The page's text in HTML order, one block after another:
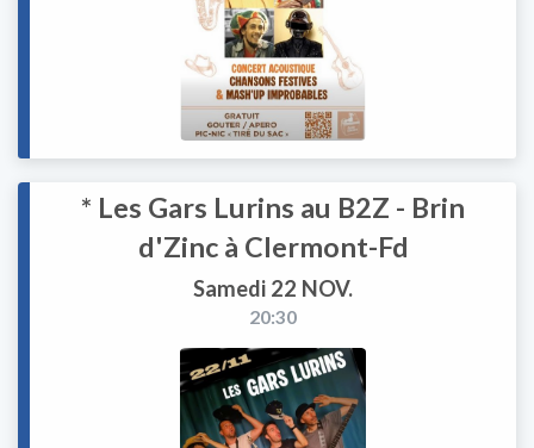
* Les Gars Lurins au B2Z - Brin
d'Zinc à Clermont-Fd
Samedi 22 NOV.
20:30